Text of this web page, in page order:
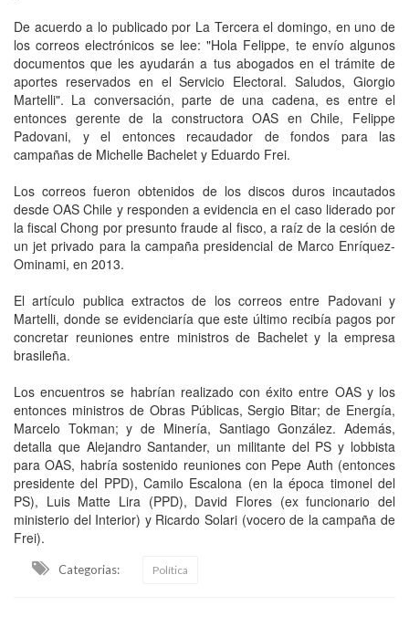
De acuerdo a lo publicado por La Tercera el domingo, en uno de
los correos electrónicos se lee: "Hola Felippe, te envío algunos
documentos que les ayudarán a tus abogados en el trámite de
aportes reservados en el Servicio Electoral. Saludos, Giorgio
Martelli". La conversación, parte de una cadena, es entre el
entonces gerente de la constructora OAS en Chile, Felippe
Padovani, y el entonces recaudador de fondos para las
campañas de Michelle Bachelet y Eduardo Frei.
Los correos fueron obtenidos de los discos duros incautados
desde OAS Chile y responden a evidencia en el caso liderado por
la fiscal Chong por presunto fraude al fisco, a raíz de la cesión de
un jet privado para la campaña presidencial de Marco Enríquez-
Ominami, en 2013.
El artículo publica extractos de los correos entre Padovani y
Martelli, donde se evidenciaría que este último recibía pagos por
concretar reuniones entre ministros de Bachelet y la empresa
brasileña.
Los encuentros se habrían realizado con éxito entre OAS y los
entonces ministros de Obras Públicas, Sergio Bitar; de Energía,
Marcelo Tokman; y de Minería, Santiago González. Además,
detalla que Alejandro Santander, un militante del PS y lobbista
para OAS, habría sostenido reuniones con Pepe Auth (entonces
presidente del PPD), Camilo Escalona (en la época timonel del
PS), Luis Matte Lira (PPD), David Flores (ex funcionario del
ministerio del Interior) y Ricardo Solari (vocero de la campaña de
Frei).
Categorias: Política